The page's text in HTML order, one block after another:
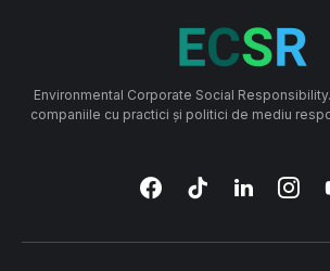
Environmental Corporate Social
companiile cu practici și politici de mediu